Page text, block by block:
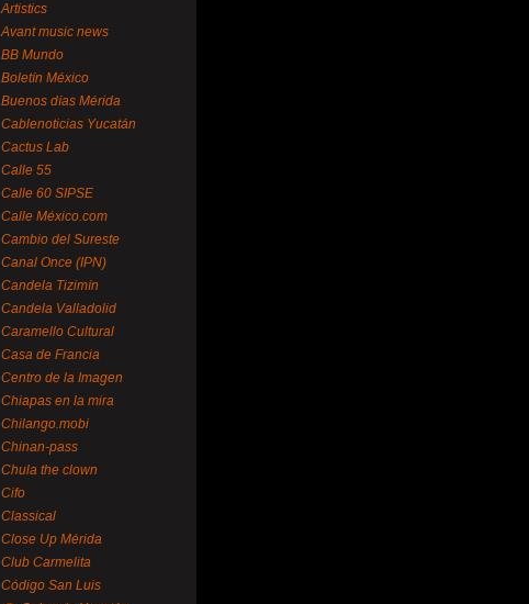
Artistics
Avant music news
BB Mundo
Boletín México
Buenos días Mérida
Cablenoticias Yucatán
Cactus Lab
Calle 55
Calle 60 SIPSE
Calle México.com
Cambio del Sureste
Canal Once (IPN)
Candela Tizimín
Candela Valladolid
Caramello Cultural
Casa de Francia
Centro de la Imagen
Chiapas en la mira
Chilango.mobi
Chinan-pass
Chula the clown
Cifo
Classical
Close Up Mérida
Club Carmelita
Código San Luis